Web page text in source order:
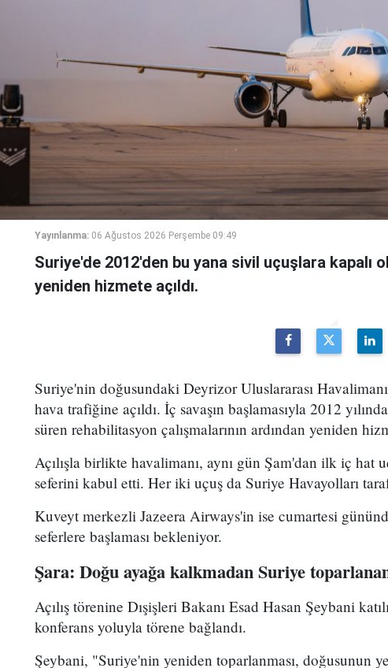
Yayınlanma: 06 Ağustos 2026 Perşembe 09:49
Suriye'de 2012'den bu yana sivil uçuşlara kapalı
yeniden hizmete açıldı.
Suriye'nin doğusundaki Deyrizor Uluslararası
hava trafiğine açıldı. İç savaşın başlamasıyla 2012
süren rehabilitasyon çalışmalarının ardından yeniden
Açılışla birlikte havalimanı, aynı gün Şam'dan ilk iç hat
seferini kabul etti. Her iki uçuş da Suriye Havayolları
Kuveyt merkezli Jazeera Airways'in ise cumartesi
seferlere başlaması bekleniyor.
Şara: Doğu ayağa kalkmadan Suriye
Açılış törenine Dışişleri Bakanı Esad Hasan Şeybani
konferans yoluyla törene bağlandı.
Şeybani, "Suriye'nin yeniden toparlanması, doğusunun